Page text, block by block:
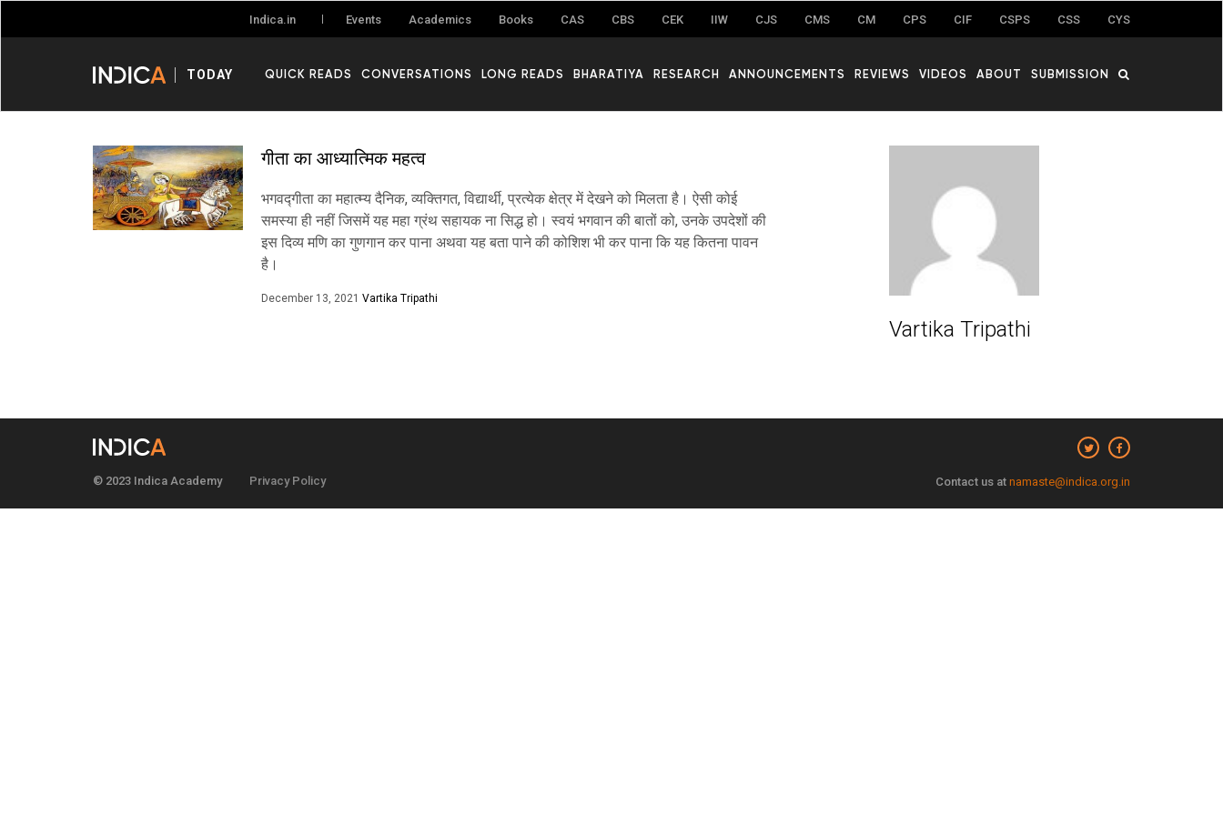
Indica.in Events Academics Books CAS CBS CEK IIW CJS CMS CM CPS CIF CSPS CSS CYS
TODAY QUICK READS CONVERSATIONS LONG READS BHARATIYA RESEARCH ANNOUNCEMENTS REVIEWS VIDEOS ABOUT SUBMISSION
गीता का आध्यात्मिक महत्व
भगवद्गीता का महात्म्य दैनिक, व्यक्तिगत, विद्यार्थी, प्रत्येक क्षेत्र में देखने को मिलता है। ऐसी कोई
समस्या ही नहीं जिसमें यह महा ग्रंथ सहायक ना सिद्ध हो। स्वयं भगवान की बातों को, उनके उपदेशों की
इस दिव्य मणि का गुणगान कर पाना अथवा यह बता पाने की कोशिश भी कर पाना कि यह कितना पावन
है।
December 13, 2021 Vartika Tripathi
Vartika Tripathi
Contact us at namaste@indica.org.in
Privacy Policy
© 2023 Indica Academy